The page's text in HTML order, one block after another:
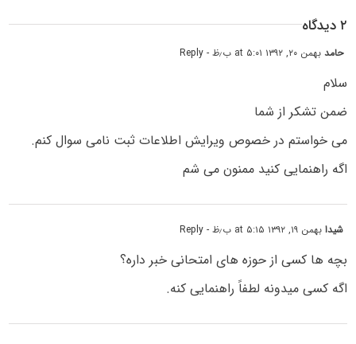
۲ دیدگاه
حامدبهمن ۲۰, ۱۳۹۲ at ۵:۰۱ ب٫ظ - Reply
سلام
ضمن تشکر از شما
می خواستم در خصوص ویرایش اطلاعات ثبت نامی سوال کنم.
اگه راهنمایی کنید ممنون می شم
شیدابهمن ۱۹, ۱۳۹۲ at ۵:۱۵ ب٫ظ - Reply
بچه ها کسی از حوزه های امتحانی خبر داره؟
اگه کسی میدونه لطفاً راهنمایی کنه.